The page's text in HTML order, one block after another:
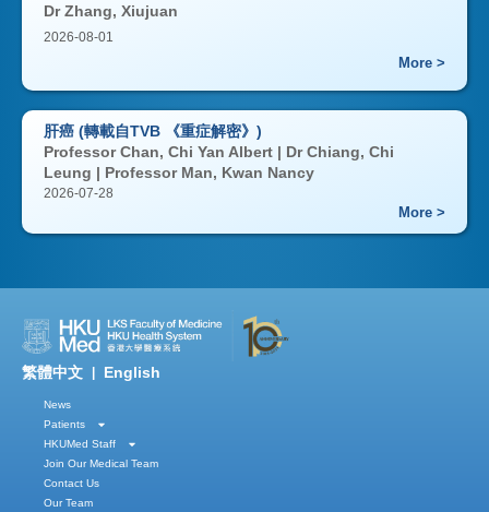
Dr Zhang, Xiujuan
2026-08-01
More >
肝癌 (轉載自TVB 《重症解密》)
Professor Chan, Chi Yan Albert | Dr Chiang, Chi
Leung | Professor Man, Kwan Nancy
2026-07-28
More >
繁體中文 English
News
Patients
HKUMed Staff
Join Our Medical Team
Contact Us
Our Team